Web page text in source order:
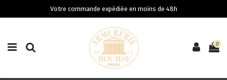
Votre commande expédiée en moins de 48h
0